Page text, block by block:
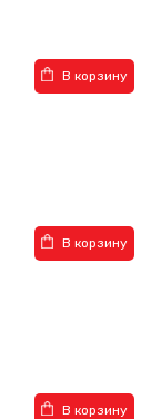
В корзину
В корзину
В корзину